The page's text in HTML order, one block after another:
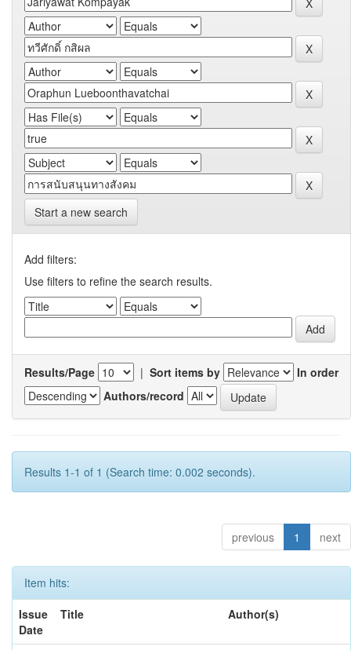
Start a new search
Add filters:
Use filters to refine the search results.
Results/Page | Sort items by
In order
Authors/record
Results 1-1 of 1 (Search time: 0.002 seconds).
previous 1 next
Item hits:
Issue
Date
Title Author(s)